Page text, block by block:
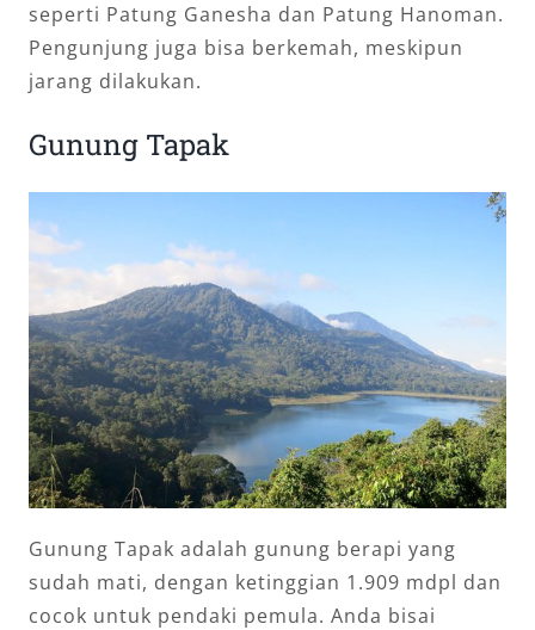
seperti Patung Ganesha dan Patung Hanoman.
Pengunjung juga bisa berkemah, meskipun
jarang dilakukan.
Gunung Tapak
Gunung Tapak adalah gunung berapi yang
sudah mati, dengan ketinggian 1.909 mdpl dan
cocok untuk pendaki pemula. Anda bisai